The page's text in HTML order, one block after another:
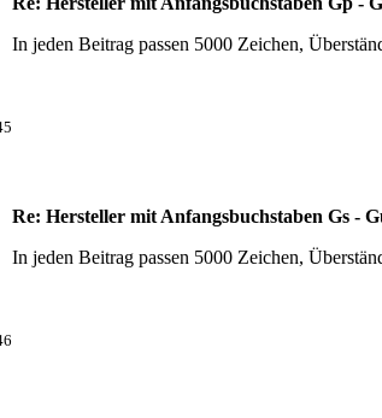
In jeden Beitrag passen 5000 Zeichen,
Re: Hersteller mit Anfangsbuchstaben Gs -
In jeden Beitrag passen 5000 Zeichen,